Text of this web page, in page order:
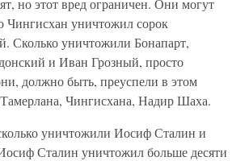
но этот вред ограничен. Они могут
Чингисхан уничтожил сорок
Сколько уничтожили Бонапарт,
и Иван Грозный, просто
должно быть, преуспели в этом
Чингисхана, Надир Шаха.
уничтожили Иосиф Сталин и
Сталин уничтожил больше десяти